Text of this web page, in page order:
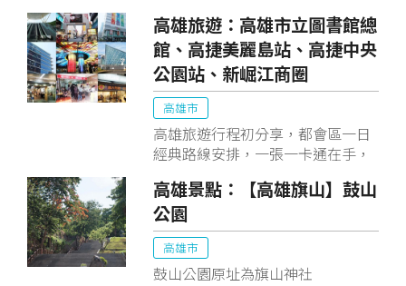
場、小火車、自行車道等區域，還
有特別的鴕鳥園，很適合親子共
遊。
高雄旅遊：高雄市立圖書館總
館、高捷美麗島站、高捷中央
公園站、新崛江商圈
高雄市
高雄旅遊行程初分享，都會區一日
經典路線安排，一張一卡通在手，
勢磅礡的「光之穹頂」、都市綠洲
「中央公園」親身互動，再到高雄
新地標「高雄市立圖書館總館」沾
點書卷味，中午逛三多商圈「大遠
百」，下午逛購物天堂「新崛江商
高雄景點：【高雄旗山】鼓山
公園
高雄市
鼓山公園原址為旗山神社